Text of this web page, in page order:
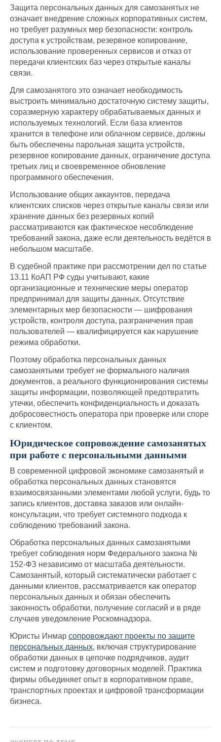
Защита персональных данных для самозанятых не
означает внедрение сложных корпоративных систем,
но требует разумных мер безопасности: контроль
доступа к устройствам, резервное копирование,
использование проверенных сервисов и отказ от
передачи клиентских баз через открытые каналы
связи.
Для самозанятого это означает необходимость
выстроить минимально достаточную систему защиты,
соразмерную характеру обрабатываемых данных и
используемых технологий. Если база клиентов
хранится в телефоне или облачном сервисе, должны
быть обеспечены парольная защита устройств,
резервное копирование данных, ограничение доступа
третьих лиц и своевременное обновление
программного обеспечения.
Использование общих аккаунтов, передача
клиентских списков через открытые каналы связи или
хранение данных без резервных копий
рассматриваются как фактическое несоблюдение
требований закона, даже если деятельность ведётся в
небольшом масштабе.
В судебной практике при рассмотрении дел по статье
13.11 КоАП РФ суды учитывают, какие
организационные и технические меры оператор
предпринимал для защиты данных. Отсутствие
элементарных мер безопасности — шифрования
устройств, контроля доступа, разграничения прав
пользователей — квалифицируется как нарушение
режима обработки.
Поэтому обработка персональных данных
самозанятыми требует не формального наличия
документов, а реального функционирования системы
защиты информации, позволяющей предотвратить
утечки, обеспечить конфиденциальность и доказать
добросовестность оператора при проверке или споре
с клиентом.
Юридическое сопровождение самозанятых
при работе с персональными данными
В современной цифровой экономике самозанятый и
обработка персональных данных становятся
взаимосвязанными элементами любой услуги, будь то
запись клиентов, доставка заказов или онлайн-
консультации, что требует системного подхода к
соблюдению требований закона.
Обработка персональных данных самозанятыми
требует соблюдения норм Федерального закона №
152-ФЗ независимо от масштаба деятельности.
Самозанятый, который систематически работает с
данными клиентов, рассматривается как оператор
персональных данных и обязан обеспечить
законность обработки, получение согласий и в ряде
случаев уведомление Роскомнадзора.
Юристы Инмар сопровождают проекты по защите
персональных данных, включая структурирование
обработки данных в цепочке подрядчиков, аудит
систем и подготовку договорных моделей. Практика
фирмы объединяет опыт в корпоративном праве,
транспортных проектах и цифровой трансформации
бизнеса.